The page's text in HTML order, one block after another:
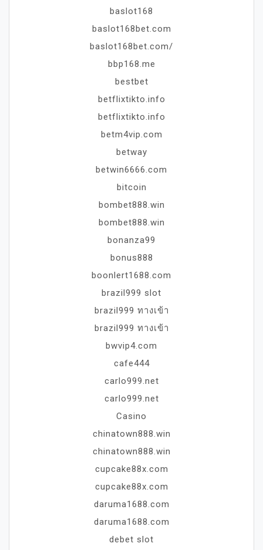
baslot168
baslot168bet.com
baslot168bet.com/
bbp168.me
bestbet
betflixtikto.info
betflixtikto.info
betm4vip.com
betway
betwin6666.com
bitcoin
bombet888.win
bombet888.win
bonanza99
bonus888
boonlert1688.com
brazil999 slot
brazil999 ทางเข้า
brazil999 ทางเข้า
bwvip4.com
cafe444
carlo999.net
carlo999.net
Casino
chinatown888.win
chinatown888.win
cupcake88x.com
cupcake88x.com
daruma1688.com
daruma1688.com
debet slot